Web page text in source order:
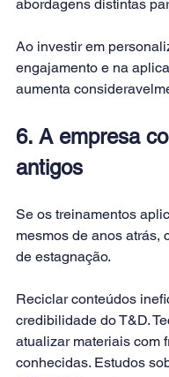
abordagens distintas
Ao investir em
engajamento e na
aumenta
6. A empresa
antigos
Se os treinamentos
mesmos de anos atrás,
de estagnação.
Reciclar conteúdos
credibilidade do T&D.
atualizar materiais com
conhecidas. Estudos